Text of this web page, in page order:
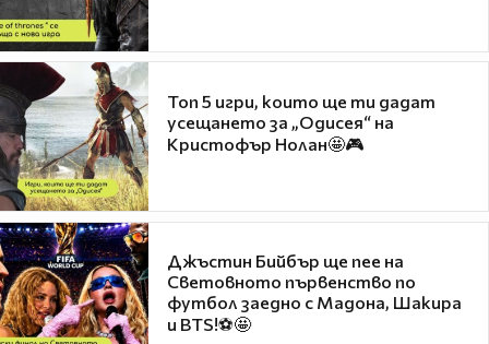
Топ 5 игри, които ще ти дадат
усещането за „Одисея“ на
Кристофър Нолан🤩🎮
Джъстин Бийбър ще пее на
Световното първенство по
футбол заедно с Мадона, Шакира
и BTS!⚽🤩